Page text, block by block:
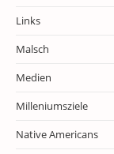
Links
Malsch
Medien
Milleniumsziele
Native Americans